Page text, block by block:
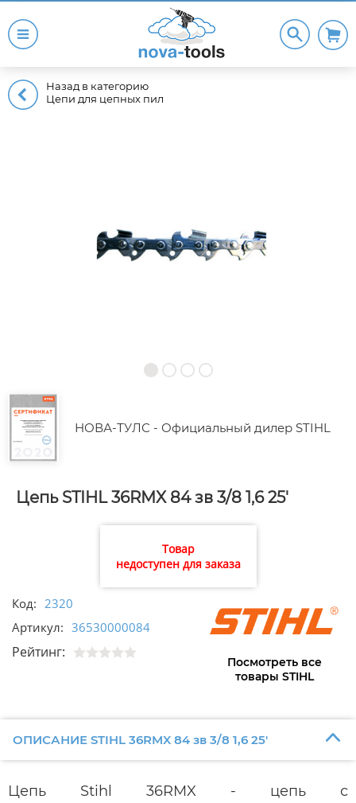
Назад в категорию
Цепи для цепных пил
НОВА-ТУЛС - Официальный дилер STIHL
Цепь STIHL 36RMX 84 зв 3/8 1,6 25'
Товар
недоступен для заказа
Код: 2320
Артикул: 36530000084
Рейтинг:
Посмотреть все
товары STIHL
ОПИСАНИЕ STIHL 36RMX 84 зв 3/8 1,6 25'
Цепь Stihl 36RMX - цепь с